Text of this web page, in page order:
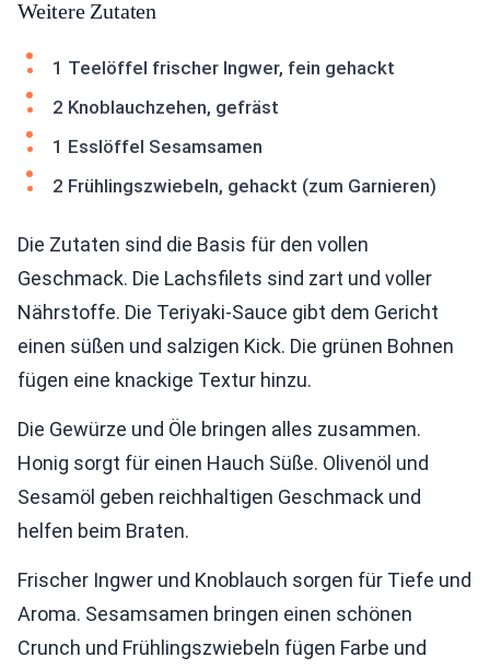
Weitere Zutaten
1 Teelöffel frischer Ingwer, fein gehackt
2 Knoblauchzehen, gefräst
1 Esslöffel Sesamsamen
2 Frühlingszwiebeln, gehackt (zum Garnieren)
Die Zutaten sind die Basis für den vollen
Geschmack. Die Lachsfilets sind zart und voller
Nährstoffe. Die Teriyaki-Sauce gibt dem Gericht
einen süßen und salzigen Kick. Die grünen Bohnen
fügen eine knackige Textur hinzu.
Die Gewürze und Öle bringen alles zusammen.
Honig sorgt für einen Hauch Süße. Olivenöl und
Sesamöl geben reichhaltigen Geschmack und
helfen beim Braten.
Frischer Ingwer und Knoblauch sorgen für Tiefe und
Aroma. Sesamsamen bringen einen schönen
Crunch und Frühlingszwiebeln fügen Farbe und